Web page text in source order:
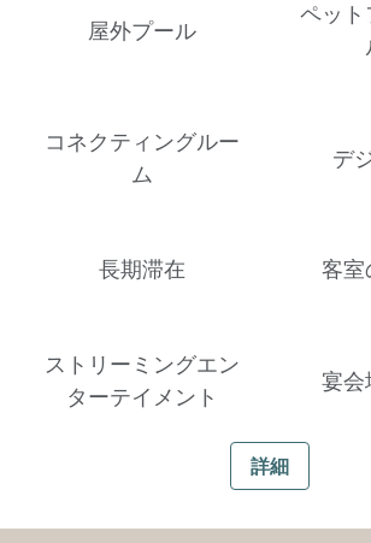
屋外プール
ペット
コネクティングルー
ム
デ
長期滞在 客室
ストリーミングエン
ターテイメント
宴会
詳細